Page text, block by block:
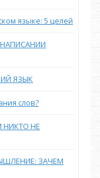
языке: 5 целей
ЯЗЫК
слов?
НИКТО НЕ
ЗАЧЕМ